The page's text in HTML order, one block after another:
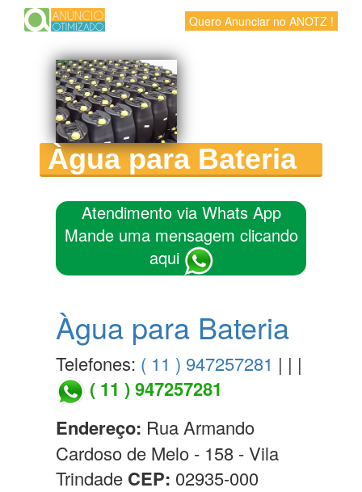
Quero Anunciar no ANOTZ !
Àgua para Bateria
Atendimento via Whats App
Mande uma mensagem clicando
aqui
Àgua para Bateria
Telefones: ( 11 ) 947257281 | | |
( 11 ) 947257281
Endereço: Rua Armando
Cardoso de Melo - 158 - Vila
Trindade CEP: 02935-000